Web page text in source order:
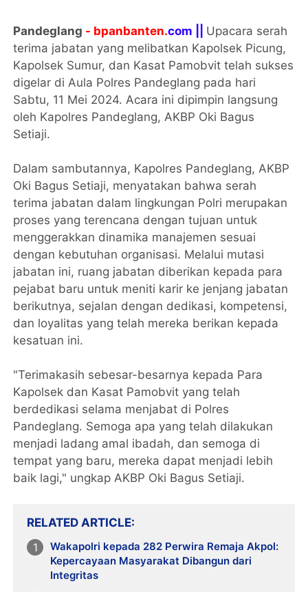
Pandeglang - bpanbanten.com || Upacara serah
terima jabatan yang melibatkan Kapolsek Picung,
Kapolsek Sumur, dan Kasat Pamobvit telah sukses
digelar di Aula Polres Pandeglang pada hari
Sabtu, 11 Mei 2024. Acara ini dipimpin langsung
oleh Kapolres Pandeglang, AKBP Oki Bagus
Setiaji.
Dalam sambutannya, Kapolres Pandeglang, AKBP
Oki Bagus Setiaji, menyatakan bahwa serah
terima jabatan dalam lingkungan Polri merupakan
proses yang terencana dengan tujuan untuk
menggerakkan dinamika manajemen sesuai
dengan kebutuhan organisasi. Melalui mutasi
jabatan ini, ruang jabatan diberikan kepada para
pejabat baru untuk meniti karir ke jenjang jabatan
berikutnya, sejalan dengan dedikasi, kompetensi,
dan loyalitas yang telah mereka berikan kepada
kesatuan ini.
"Terimakasih sebesar-besarnya kepada Para
Kapolsek dan Kasat Pamobvit yang telah
berdedikasi selama menjabat di Polres
Pandeglang. Semoga apa yang telah dilakukan
menjadi ladang amal ibadah, dan semoga di
tempat yang baru, mereka dapat menjadi lebih
baik lagi," ungkap AKBP Oki Bagus Setiaji.
RELATED ARTICLE
Wakapolri kepada 282 Perwira Remaja Akpol:
Kepercayaan Masyarakat Dibangun dari
Integritas